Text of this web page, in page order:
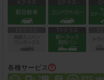
各種サービス